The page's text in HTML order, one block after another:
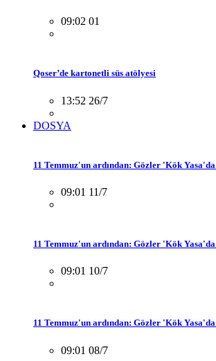
09:02 01
Qoser’de kartonetli süs atölyesi
13:52 26/7
DOSYA
11 Temmuz'un ardından: Gözler 'Kök
09:01 11/7
11 Temmuz'un ardından: Gözler 'Kök
09:01 10/7
11 Temmuz'un ardından: Gözler 'Kök
09:01 08/7